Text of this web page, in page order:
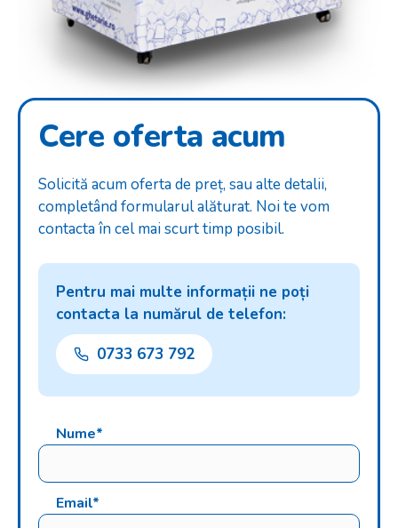
Cere oferta acum
Solicită acum oferta de preț, sau alte detalii,
completând formularul alăturat. Noi te vom
contacta în cel mai scurt timp posibil.
Pentru mai multe informații ne poți
contacta la numărul de telefon:
0733 673 792
Nume*
Email*